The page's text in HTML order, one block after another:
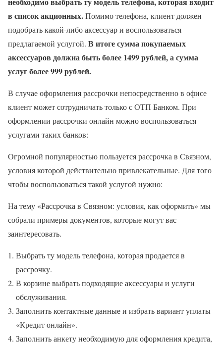
в список акционных.Помимо телефона, клиент должен
подобрать какой-либо аксессуар и воспользоваться
предлагаемой услугой. В итоге сумма покупаемых
аксессуаров должна быть более 1499 рублей, а сумма
услуг более 999 рублей.
В случае оформления рассрочки непосредственно в офисе
клиент может сотрудничать только с ОТП Банком. При
оформлении рассрочки онлайн можно воспользоваться
услугами таких банков:
Огромной популярностью пользуется рассрочка в Связном,
условия которой действительно привлекательные. Для того
чтобы воспользоваться такой услугой нужно:
На тему «Рассрочка в Связном: условия, как оформить» мы
собрали примеры документов, которые могут вас
заинтересовать.
Выбрать ту модель телефона, которая продается в
рассрочку.
В корзине выбрать подходящие аксессуары и услуги
обслуживания.
Заполнить контактные данные и избрать вариант уплаты
«Кредит онлайн».
Заполнить анкету необходимую для оформления кредита,